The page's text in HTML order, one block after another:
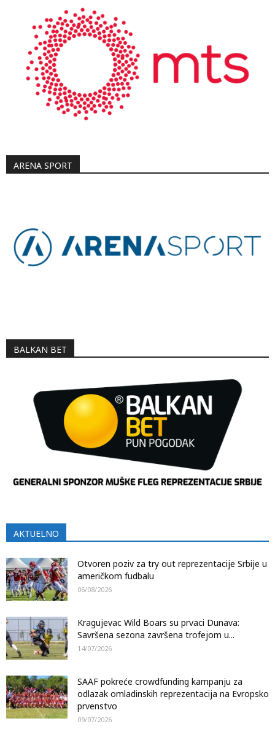
ARENA SPORT
BALKAN BET
AKTUELNO
Otvoren poziv za try out reprezentacije Srbije u
američkom fudbalu
06/08/2026
Kragujevac Wild Boars su prvaci Dunava:
Savršena sezona završena trofejom u...
14/07/2026
SAAF pokreće crowdfunding kampanju za
odlazak omladinskih reprezentacija na Evropsko
prvenstvo
09/07/2026